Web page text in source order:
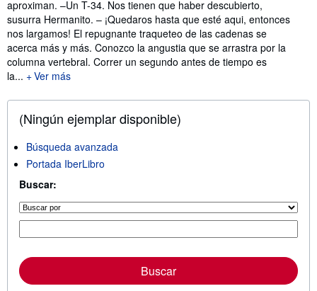
aproximan. –Un T-34. Nos tienen que haber descubierto,
susurra Hermanito. – ¡Quedaros hasta que esté aqui, entonces
nos largamos! El repugnante traqueteo de las cadenas se
acerca más y más. Conozco la angustia que se arrastra por la
columna vertebral. Correr un segundo antes de tiempo es
la...
Ver más
(Ningún ejemplar disponible)
Búsqueda avanzada
Portada IberLibro
Buscar:
Buscar